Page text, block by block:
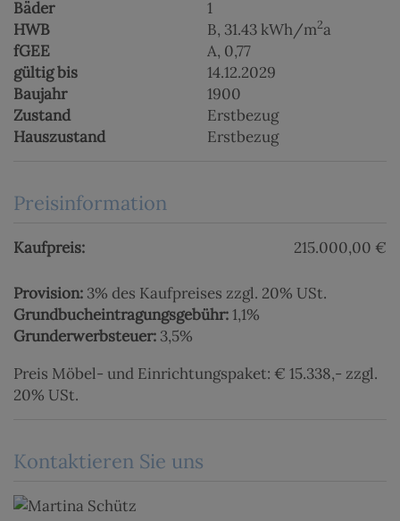
Bäder
1
HWB
B, 31.43 kWh/m2a
fGEE
A, 0,77
gültig bis
14.12.2029
Baujahr
1900
Zustand
Erstbezug
Hauszustand
Erstbezug
Preisinformation
Kaufpreis: 215.000,00 €
Provision: 3% des Kaufpreises zzgl. 20% USt.
Grundbucheintragungsgebühr:1,1%
Grunderwerbsteuer: 3,5%
Preis Möbel- und Einrichtungspaket: € 15.338,- zzgl.
20% USt.
Kontaktieren Sie uns